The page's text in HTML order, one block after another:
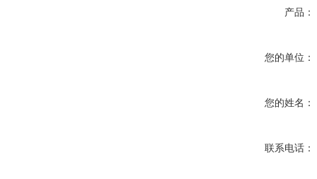
产品：
您的单位：
您的姓名：
联系电话：